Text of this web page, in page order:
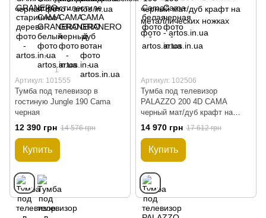
1
Артикул: 101555
Тумба под телевизор в
гостиную Jungle 190 Cama
черная
12 390 грн 14 576 грн
Купить
Артикул: 102506
Тумба под телевизор
PALAZZO 200 4D CAMA
черный мат/дуб крафт на
металлических ножках
14 970 грн 17 612 грн
Купить